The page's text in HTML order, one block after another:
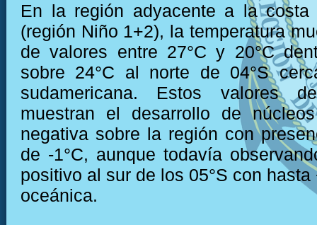
En la región adyacente a la costa
(región Niño 1+2), la temperatura
de valores entre 27°C y 20°C
sobre 24°C al norte de 04°S
sudamericana. Estos valores
muestran el desarrollo de
negativa sobre la región con
de -1°C, aunque todavía
positivo al sur de los 05°S con hasta
oceánica.